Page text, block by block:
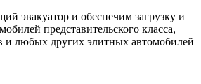
эвакуатор и обеспечим загрузку и
представительского класса,
и любых других элитных автомобилей